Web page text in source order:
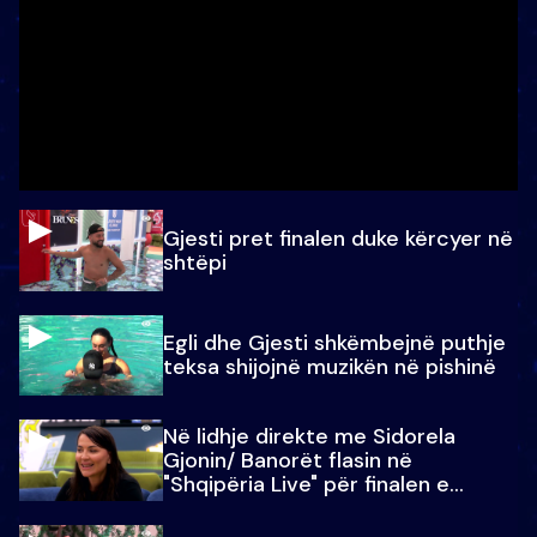
Gjesti pret finalen duke kërcyer në
shtëpi
Egli dhe Gjesti shkëmbejnë puthje
teksa shijojnë muzikën në pishinë
Në lidhje direkte me Sidorela
Gjonin/ Banorët flasin në
"Shqipëria Live" për finalen e